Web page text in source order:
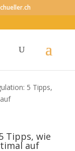
5 Tipps,
Tipps, wie
auf